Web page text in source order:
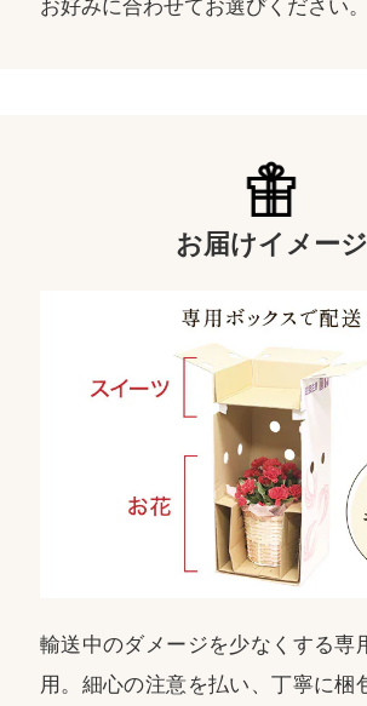
お好みに合わせてお選びください。
お届けイメージ
輸送中のダメージを少なくする専
用。細心の注意を払い、丁寧に梱